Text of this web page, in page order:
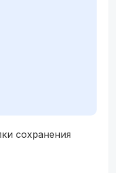
сохранения